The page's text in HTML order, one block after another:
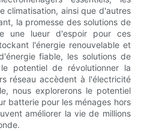
climatisation, ainsi que d'autres
la promesse des solutions de
une lueur d'espoir pour ces
l'énergie renouvelable et
fiable, les solutions de
potentiel de révolutionner la
réseau accèdent à l'électricité
nous explorerons le potentiel
batterie pour les ménages hors
améliorer la vie de millions